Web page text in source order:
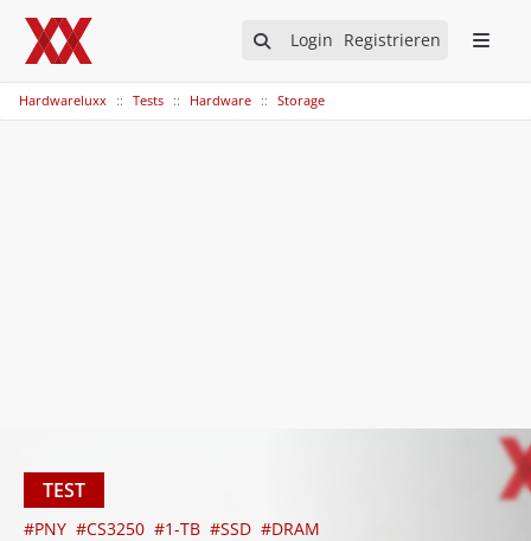
Login Registrieren
Hardwareluxx Tests Hardware Storage
TEST
#PNY #CS3250 #1-TB #SSD #DRAM